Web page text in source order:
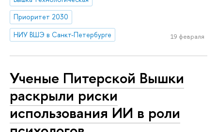
Приоритет 2030
НИУ ВШЭ в Санкт-Петербурге
19 февраля
Ученые Питерской Вышки
раскрыли риски
использования ИИ в роли